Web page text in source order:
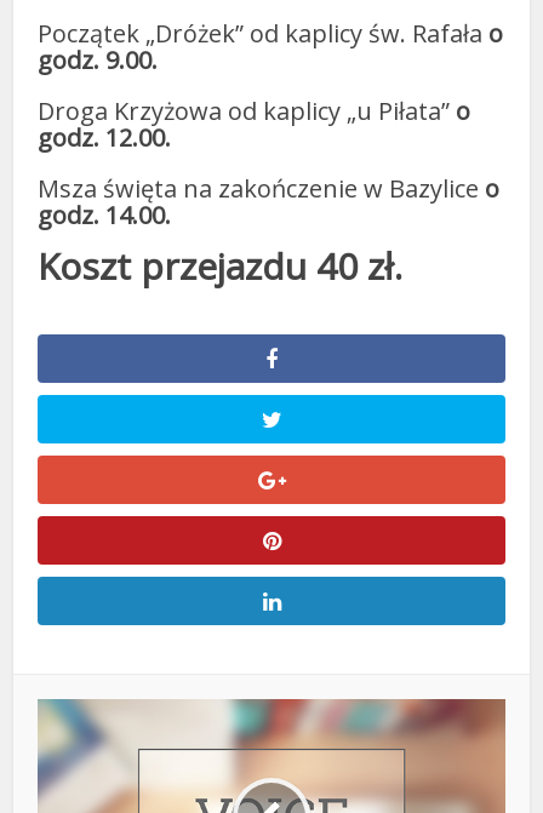
Początek „Dróżek” od kaplicy św. Rafała o
godz. 9.00.
Droga Krzyżowa od kaplicy „u Piłata” o
godz. 12.00.
Msza święta na zakończenie w Bazylice o
godz. 14.00.
Koszt przejazdu 40 zł.